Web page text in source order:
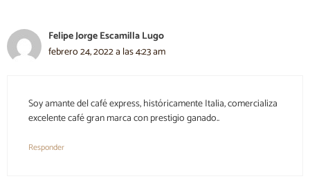
Felipe Jorge Escamilla Lugo
febrero 24, 2022 a las 4:23 am
Soy amante del café express, históricamente Italia, comercializa
excelente café gran marca con prestigio ganado..
Responder